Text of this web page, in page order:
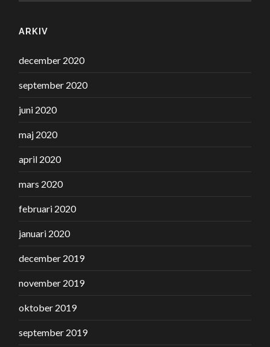
ARKIV
december 2020
september 2020
juni 2020
maj 2020
april 2020
mars 2020
februari 2020
januari 2020
december 2019
november 2019
oktober 2019
september 2019